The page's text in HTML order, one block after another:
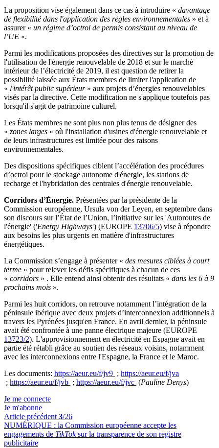
La proposition vise également dans ce cas à introduire « davantage
de flexibilité dans l'application des règles environnementales » et à
assurer « un régime d’octroi de permis consistant au niveau de
l’UE ».
Parmi les modifications proposées des directives sur la promotion de
l'utilisation de l'énergie renouvelable de 2018 et sur le marché
intérieur de l’électricité de 2019, il est question de retirer la
possibilité laissée aux États membres de limiter l'application de
« l'intérêt public supérieur» aux projets d’énergies renouvelables
visés par la directive. Cette modification ne s'applique toutefois pas
lorsqu'il s'agit de patrimoine culturel.
Les États membres ne sont plus non plus tenus de désigner des
« zones larges » où l'installation d'usines d'énergie renouvelable et
de leurs infrastructures est limitée pour des raisons
environnementales.
Des dispositions spécifiques ciblent l’accélération des procédures
d’octroi pour le stockage autonome d'énergie, les stations de
recharge et l'hybridation des centrales d'énergie renouvelable.
Corridors d’Énergie. Présentées par la présidente de la
Commission européenne, Ursula von der Leyen, en septembre dans
son discours sur l’État de l’Union, l’initiative sur les 'Autoroutes de
l'énergie' ('Energy Highways') (EUROPE 13706/5) vise à répondre
aux besoins les plus urgents en matière d'infrastructures
énergétiques.
La Commission s’engage à présenter « des mesures ciblées à court
terme » pour relever les défis spécifiques à chacun de ces
« corridors » . Elle entend ainsi obtenir des résultats « dans les 6 à 9
prochains mois ».
Parmi les huit corridors, on retrouve notamment l’intégration de la
péninsule ibérique avec deux projets d’interconnexion additionnels à
travers les Pyrénées jusqu'en France. En avril dernier, la péninsule
avait été confrontée à une panne électrique majeure (EUROPE
13723/2). L'approvisionnement en électricité en Espagne avait en
partie été rétabli grâce au soutien des réseaux voisins, notamment
avec les interconnexions entre l'Espagne, la France et le Maroc.
Les documents: https://aeur.eu/f/jv9 ; https://aeur.eu/f/jva
; https://aeur.eu/f/jvb ; https://aeur.eu/f/jvc (Pauline Denys)
Je me connecte
Je m'abonne
Article précédent 3/26
NUMÉRIQUE : la Commission européenne accepte les
engagements de TikToksur la transparence de son registre
publicitaire